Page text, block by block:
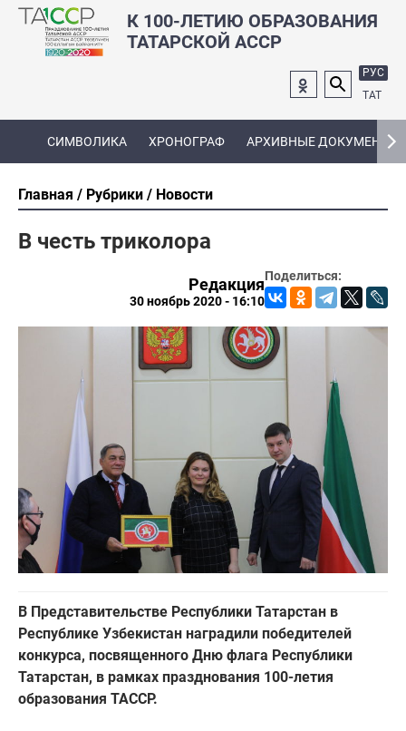
К 100-ЛЕТИЮ ОБРАЗОВАНИЯ
ТАТАРСКОЙ АССР
РУС
ТАТ
СИМВОЛИКА ХРОНОГРАФ АРХИВНЫЕ ДОКУМЕНТЫ
Главная Рубрики Новости
В честь триколора
Поделиться:
Редакция
30 ноябрь 2020 - 16:10
В Представительстве Республики Татарстан в
Республике Узбекистан наградили победителей
конкурса, посвященного Дню флага Республики
Татарстан, в рамках празднования 100-летия
образования ТАССР.